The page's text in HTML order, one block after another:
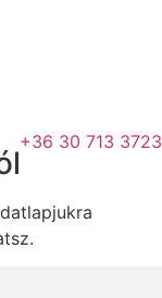
+36 30 713 3723